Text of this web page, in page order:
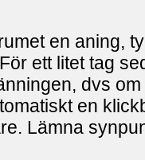
en aning,
ett litet tag
dvs
en
Lämna